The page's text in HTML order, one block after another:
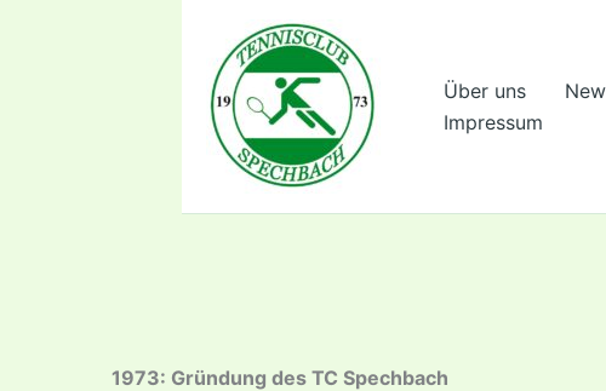
Über uns
Impressum
1973: Gründung des TC Spechbach